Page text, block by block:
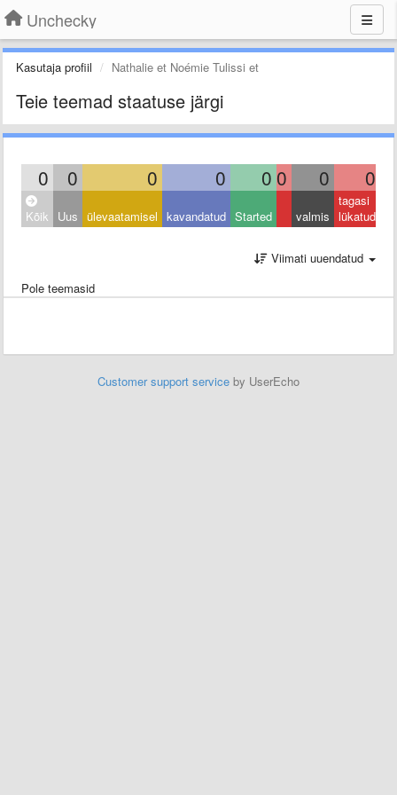
Unchecky
Kasutaja profiil Nathalie et Noémie Tulissi et
Teie teemad staatuse järgi
0 0 0 0 0 0 0 0
Kõik Uus ülevaatamisel kavandatud Started valmis
tagasi
lükatud
Viimati uuendatud
Pole teemasid
Customer support service by UserEcho